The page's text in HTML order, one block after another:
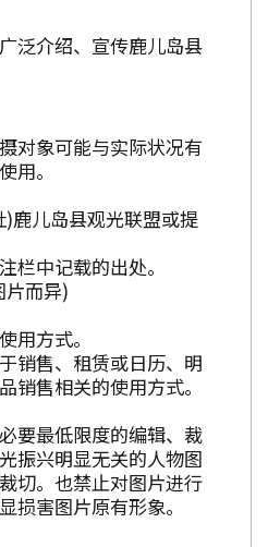
泛介绍、宣传鹿儿岛县
对象可能与实际状况有
用。
鹿儿岛县观光联盟或提
栏中记载的出处。
而异)
用方式。
销售、租赁或日历、明
销售相关的使用方式。
要最低限度的编辑、裁
振兴明显无关的人物图
切。也禁止对图片进行
损害图片原有形象。